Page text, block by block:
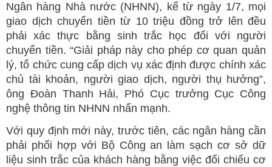
Ngân hàng Nhà nước (NHNN), kể từ ngày 1/7, mọi
giao dịch chuyển tiền từ 10 triệu đồng trở lên đều
phải xác thực bằng sinh trắc học đối với người
chuyển tiền. “Giải pháp này cho phép cơ quan quản
lý, tổ chức cung cấp dịch vụ xác định được chính xác
chủ tài khoản, người giao dịch, người thụ hưởng”,
ông Đoàn Thanh Hải, Phó Cục trưởng Cục Công
nghệ thông tin NHNN nhấn mạnh.
Với quy định mới này, trước tiên, các ngân hàng cần
phải phối hợp với Bộ Công an làm sạch cơ sở dữ
liệu sinh trắc của khách hàng bằng việc đối chiếu cơ